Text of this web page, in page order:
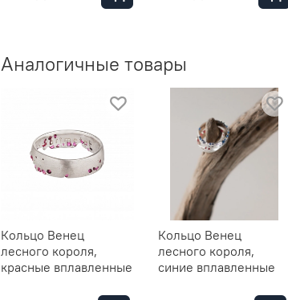
Аналогичные товары
Кольцо Венец
лесного короля,
красные вплавленные
Кольцо Венец
лесного короля,
синие вплавленные